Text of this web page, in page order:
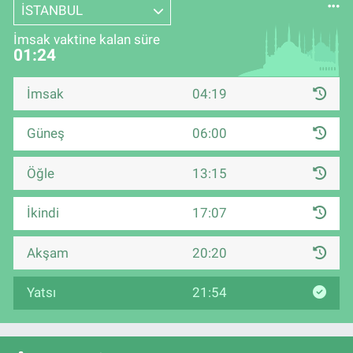
İSTANBUL
İmsak vaktine kalan süre
01:23
İmsak 04:19
Güneş 06:00
Öğle 13:15
İkindi 17:07
Akşam 20:20
Yatsı 21:54